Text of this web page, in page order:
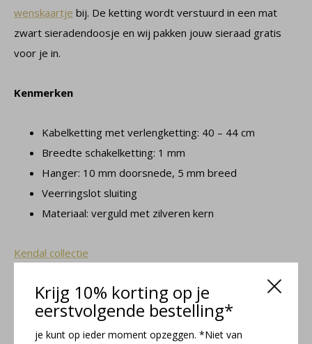
Krijg 10% korting op je
eerstvolgende bestelling*
je kunt op ieder moment opzeggen. *Niet van
wenskaartje bij. De ketting wordt verstuurd in een mat
zwart sieradendoosje en wij pakken jouw sieraad gratis
voor je in.
Kenmerken
Kabelketting met verlengketting: 40 – 44 cm
Breedte schakelketting: 1 mm
Hanger: 10 mm doorsnede, 5 mm breed
Veerringslot sluiting
Materiaal: verguld met zilveren kern
Kendal collectie
Maattabel